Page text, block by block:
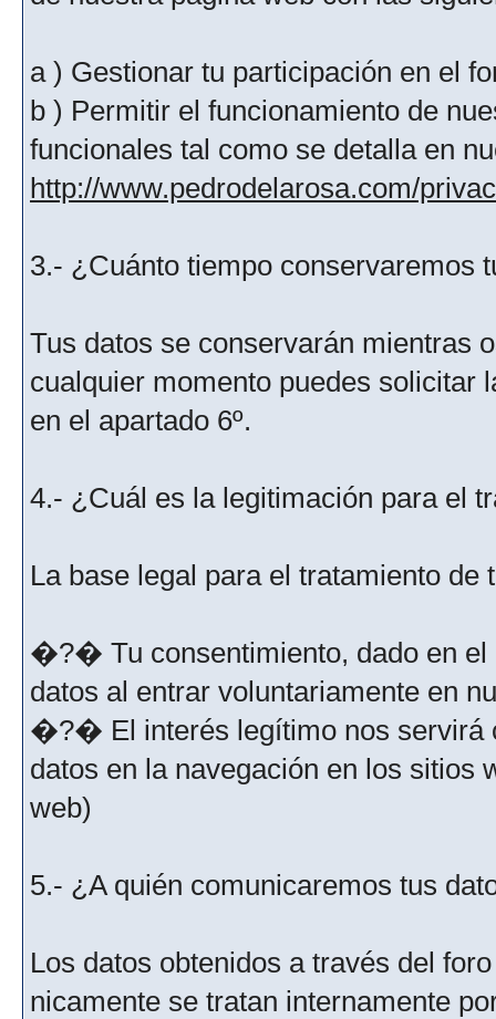
a ) Gestionar tu participación en el
b ) Permitir el funcionamiento de
funcionales tal como se detalla en
http://www.pedrodelarosa.com/
3.- ¿Cuánto tiempo conservaremos
Tus datos se conservarán mientras
cualquier momento puedes solicitar
en el apartado 6º.
4.- ¿Cuál es la legitimación para el
La base legal para el tratamiento
�?� Tu consentimiento, dado en el
datos al entrar voluntariamente en
�?� El interés legítimo nos servirá
datos en la navegación en los sitios
web)
5.- ¿A quién comunicaremos tus
Los datos obtenidos a través del
nicamente se tratan internamente